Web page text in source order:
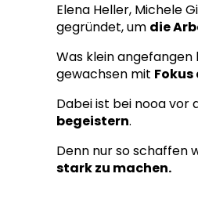
Elena Heller, Michele
gegründet, um die
Was klein
gewachsen mit
Dabei ist bei nooa vor
begeistern.
Denn nur so schaffen
stark zu machen.